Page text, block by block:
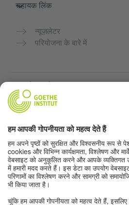
सहायक लिंक
न्यूज़लेटर
परियोजना के बारे में
जर्मन भाषा का अभ्यास मुफ्त में करें
गोएथे संस्थान के जर्मन पाठ्यक्रम
शिक्षक पोर्टल "Deutschstunde"
गोपनीयता और सुगम्यता